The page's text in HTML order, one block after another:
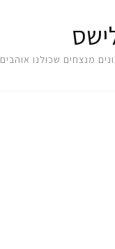
מנצחים שכולנו אוהבים